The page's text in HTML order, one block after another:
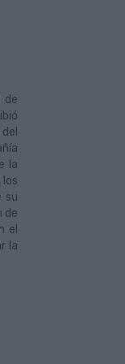
de
la
su
de
el
la